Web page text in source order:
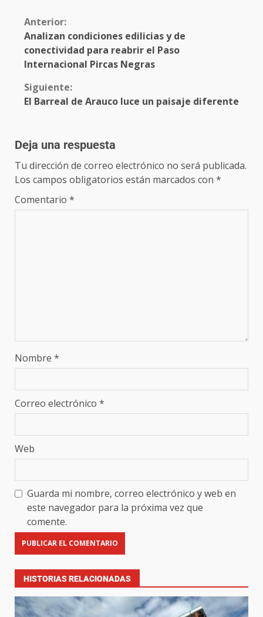
Anterior:
Analizan condiciones edilicias y de
conectividad para reabrir el Paso
Internacional Pircas Negras
Siguiente:
El Barreal de Arauco luce un paisaje diferente
Deja una respuesta
Tu dirección de correo electrónico no será publicada.
Los campos obligatorios están marcados con *
Comentario *
Nombre *
Correo electrónico *
Web
Guarda mi nombre, correo electrónico y web en
este navegador para la próxima vez que
comente.
HISTORIAS RELACIONADAS